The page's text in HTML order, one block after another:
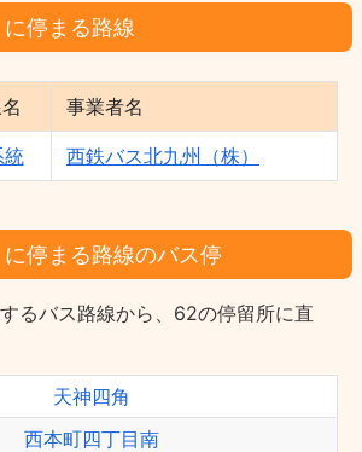
に停まる路線
事業者名
西鉄バス北九州（株）
に停まる路線のバス停
るバス路線から、62の停留所に直
天神四角
西本町四丁目南